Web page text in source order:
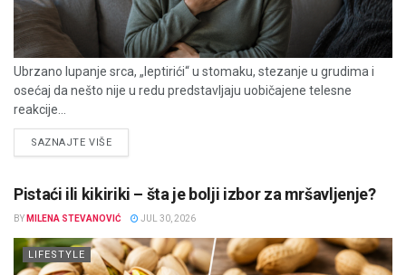
Ubrzano lupanje srca, „leptirići“ u stomaku, stezanje u grudima i
osećaj da nešto nije u redu predstavljaju uobičajene telesne
reakcije...
SAZNAJTE VIŠEDETAILS
Pistaći ili kikiriki – šta je bolji izbor za mršavljenje?
BY MILENA STEVANOVIĆ JUL 30, 2026
LIFESTYLE